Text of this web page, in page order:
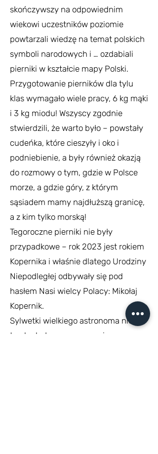
skończywszy na odpowiednim
wiekowi uczestników poziomie
powtarzali wiedzę na temat polskich
symboli narodowych i … ozdabiali
pierniki w kształcie mapy Polski.
Przygotowanie pierników dla tylu
klas wymagało wiele pracy, 6 kg mąki
i 3 kg miodu! Wszyscy zgodnie
stwierdzili, że warto było – powstały
cudeńka, które cieszyły i oko i
podniebienie, a były również okazją
do rozmowy o tym, gdzie w Polsce
morze, a gdzie góry, z którym
sąsiadem mamy najdłuższą granicę,
a z kim tylko morską!
Tegoroczne pierniki nie były
przypadkowe – rok 2023 jest rokiem
Kopernika i właśnie dlatego Urodziny
Niepodległej odbywały się pod
hasłem Nasi wielcy Polacy: Mikołaj
Kopernik.
Sylwetki wielkiego astronoma nie
trzeba było naszym uczniom